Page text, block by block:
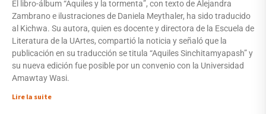
El libro-álbum “Aquiles y la tormenta”, con texto de Alejandra
Zambrano e ilustraciones de Daniela Meythaler, ha sido traducido
al Kichwa. Su autora, quien es docente y directora de la Escuela de
Literatura de la UArtes, compartió la noticia y señaló que la
publicación en su traducción se titula “Aquiles Sinchitamyapash” y
su nueva edición fue posible por un convenio con la Universidad
Amawtay Wasi.
Lire la suite